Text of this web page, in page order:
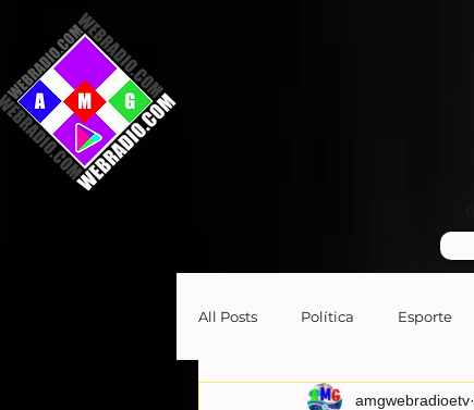
All Posts Política Esporte
amgwebradioetv